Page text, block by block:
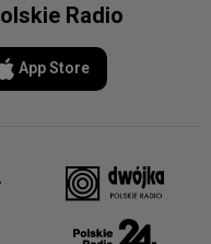
Radio
App Store